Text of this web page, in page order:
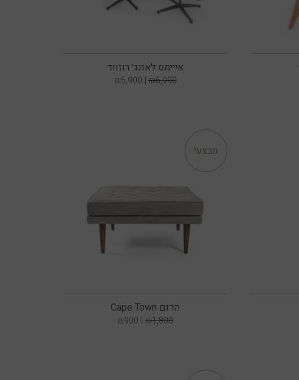
אייימס לאונג׳ רוזווד
₪6,900
₪5,900
מבצע!
הדום Cape Town
₪1,800
₪900